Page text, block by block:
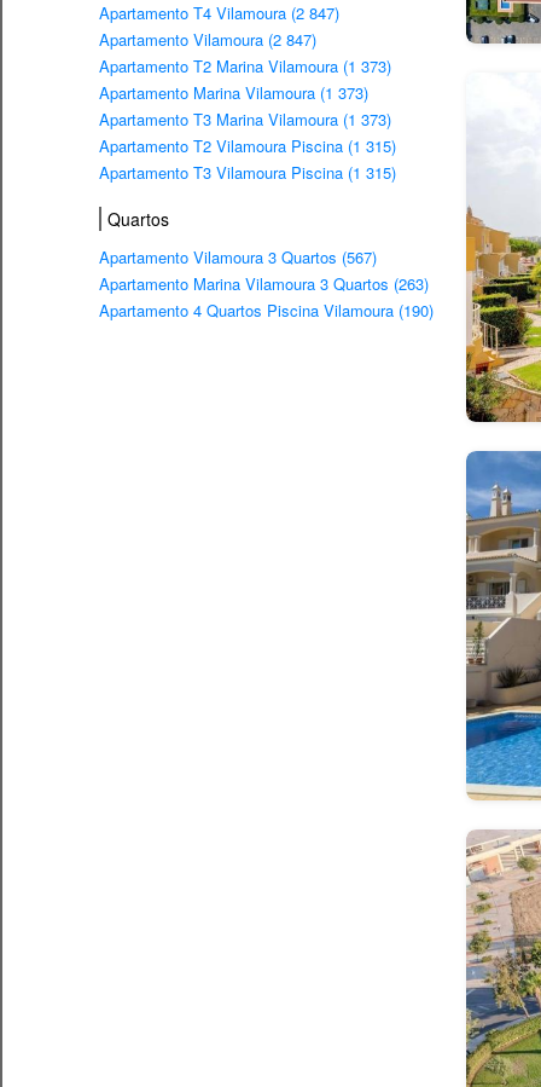
Apartamento T4 Vilamoura (2 847)
Apartamento Vilamoura (2 847)
Apartamento T2 Marina Vilamoura (1 373)
Apartamento Marina Vilamoura (1 373)
Apartamento T3 Marina Vilamoura (1 373)
Apartamento T2 Vilamoura Piscina (1 315)
Apartamento T3 Vilamoura Piscina (1 315)
Quartos
Apartamento Vilamoura 3 Quartos (567)
Apartamento Marina Vilamoura 3 Quartos (263)
Apartamento 4 Quartos Piscina Vilamoura (190)